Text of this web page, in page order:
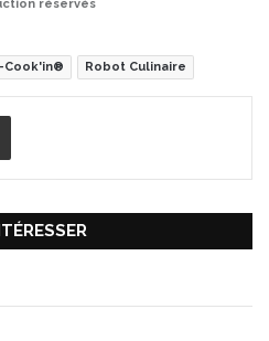
réservés
Cook'in® Robot Culinaire